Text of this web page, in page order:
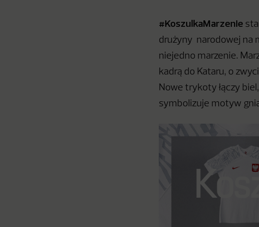
#KoszulkaMarzenie
drużyny narodowej na
niejedno marzenie.
kadrą do Kataru, o
Nowe trykoty łączy
symbolizuje motyw